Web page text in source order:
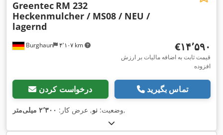
Burghaun ۴٬۱۰۷ km
Greentec RM 232
Heckenmulcher / MS08 / NEU /
lagernd
‎€۱۴٬۵۹۰
قیمت ثابت به اضافه مالیات بر ارزش
افزوده
درخواست کردن تماس بگیرید
وضعیت: نو, عرض کار: ۲٬۳۰۰ میلی‌متر ,